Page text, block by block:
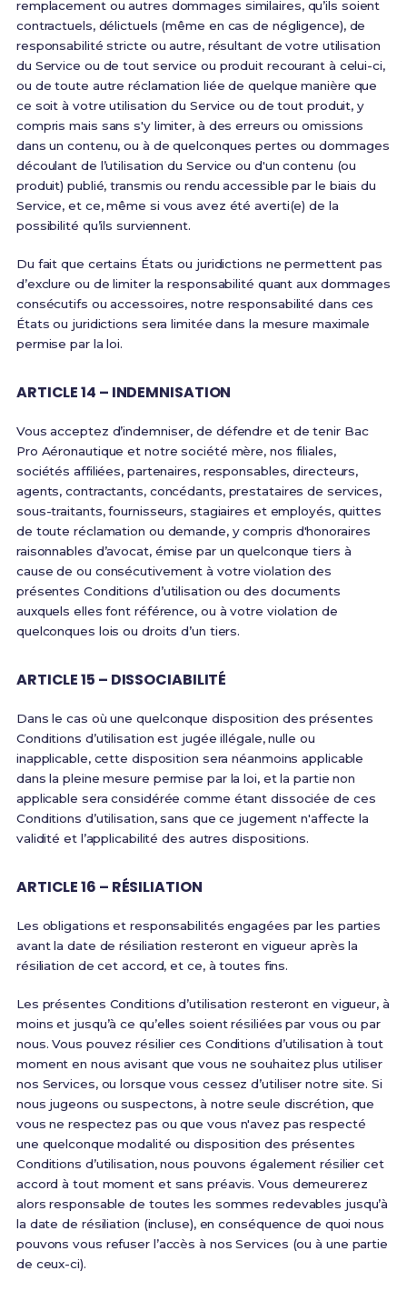
remplacement ou autres dommages similaires, qu’ils soient
contractuels, délictuels (même en cas de négligence), de
responsabilité stricte ou autre, résultant de votre utilisation
du Service ou de tout service ou produit recourant à celui-ci,
ou de toute autre réclamation liée de quelque manière que
ce soit à votre utilisation du Service ou de tout produit, y
compris mais sans s'y limiter, à des erreurs ou omissions
dans un contenu, ou à de quelconques pertes ou dommages
découlant de l’utilisation du Service ou d'un contenu (ou
produit) publié, transmis ou rendu accessible par le biais du
Service, et ce, même si vous avez été averti(e) de la
possibilité qu’ils surviennent.
Du fait que certains États ou juridictions ne permettent pas
d’exclure ou de limiter la responsabilité quant aux dommages
consécutifs ou accessoires, notre responsabilité dans ces
États ou juridictions sera limitée dans la mesure maximale
permise par la loi.
ARTICLE 14 – INDEMNISATION
Vous acceptez d’indemniser, de défendre et de tenir Bac
Pro Aéronautique et notre société mère, nos filiales,
sociétés affiliées, partenaires, responsables, directeurs,
agents, contractants, concédants, prestataires de services,
sous-traitants, fournisseurs, stagiaires et employés, quittes
de toute réclamation ou demande, y compris d'honoraires
raisonnables d’avocat, émise par un quelconque tiers à
cause de ou consécutivement à votre violation des
présentes Conditions d’utilisation ou des documents
auxquels elles font référence, ou à votre violation de
quelconques lois ou droits d’un tiers.
ARTICLE 15 – DISSOCIABILITÉ
Dans le cas où une quelconque disposition des présentes
Conditions d’utilisation est jugée illégale, nulle ou
inapplicable, cette disposition sera néanmoins applicable
dans la pleine mesure permise par la loi, et la partie non
applicable sera considérée comme étant dissociée de ces
Conditions d’utilisation, sans que ce jugement n'affecte la
validité et l’applicabilité des autres dispositions.
ARTICLE 16 – RÉSILIATION
Les obligations et responsabilités engagées par les parties
avant la date de résiliation resteront en vigueur après la
résiliation de cet accord, et ce, à toutes fins.
Les présentes Conditions d’utilisation resteront en vigueur, à
moins et jusqu’à ce qu’elles soient résiliées par vous ou par
nous. Vous pouvez résilier ces Conditions d’utilisation à tout
moment en nous avisant que vous ne souhaitez plus utiliser
nos Services, ou lorsque vous cessez d’utiliser notre site. Si
nous jugeons ou suspectons, à notre seule discrétion, que
vous ne respectez pas ou que vous n'avez pas respecté
une quelconque modalité ou disposition des présentes
Conditions d’utilisation, nous pouvons également résilier cet
accord à tout moment et sans préavis. Vous demeurerez
alors responsable de toutes les sommes redevables jusqu’à
la date de résiliation (incluse), en conséquence de quoi nous
pouvons vous refuser l’accès à nos Services (ou à une partie
de ceux-ci).